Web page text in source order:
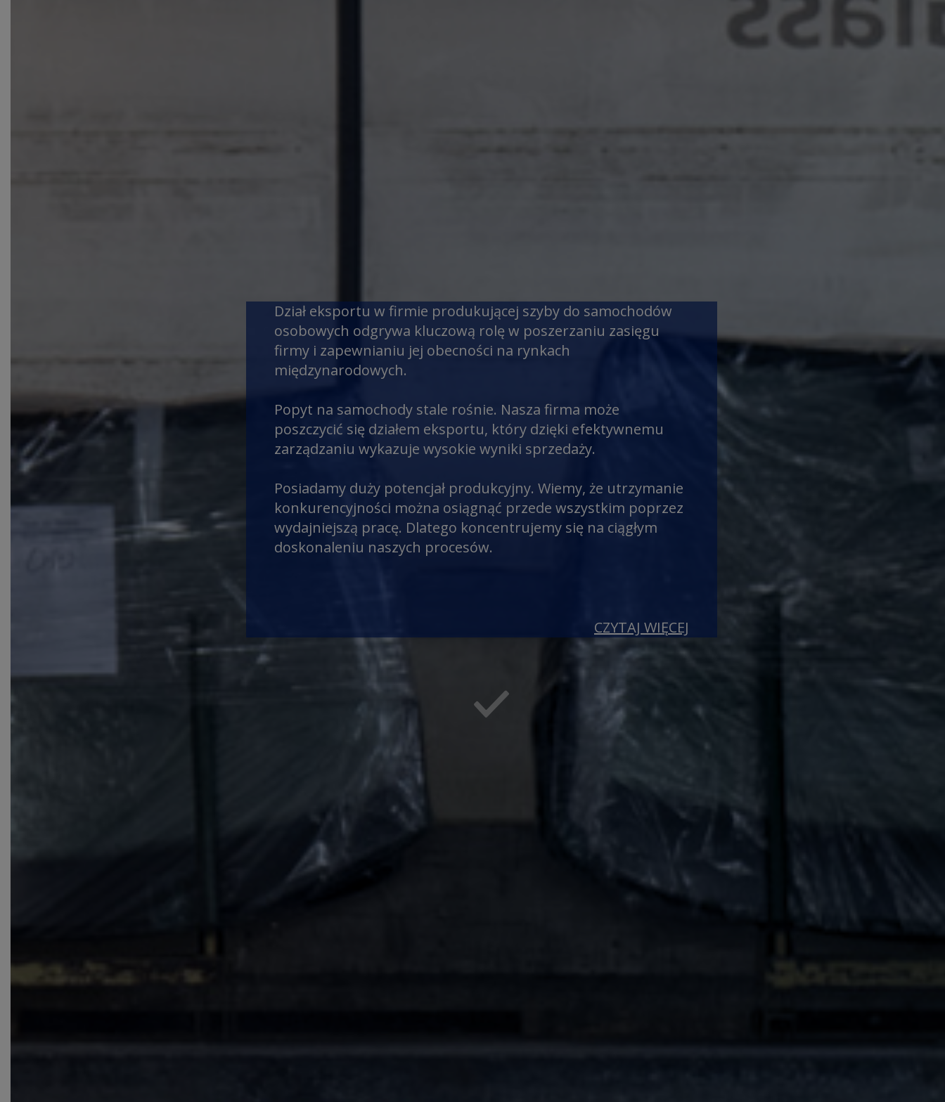
Dział eksportu w firmie produkującej szyby do samochodów
osobowych odgrywa kluczową rolę w poszerzaniu zasięgu
firmy i zapewnianiu jej obecności na rynkach
międzynarodowych.
Popyt na samochody stale rośnie. Nasza firma może
poszczycić się działem eksportu, który dzięki efektywnemu
zarządzaniu wykazuje wysokie wyniki sprzedaży.
Posiadamy duży potencjał produkcyjny. Wiemy, że utrzymanie
konkurencyjności można osiągnąć przede wszystkim poprzez
wydajniejszą pracę. Dlatego koncentrujemy się na ciągłym
doskonaleniu naszych procesów.
CZYTAJ WIĘCEJ